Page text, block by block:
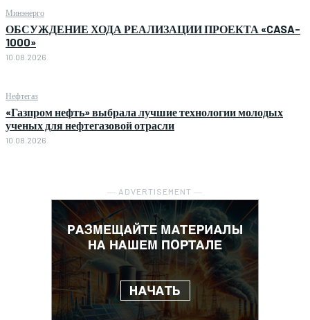
Минэнерго
ОБСУЖДЕНИЕ ХОДА РЕАЛИЗАЦИИ ПРОЕКТА «CASA-
1000»
10.08.2026
Нефтегаз
«Газпром нефть» выбрала лучшие технологии молодых
ученых для нефтегазовой отрасли
10.08.2026
― ADVERTISEMENT ―